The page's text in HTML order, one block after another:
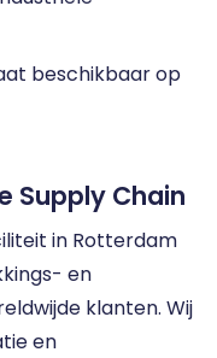
beschikbaar op
Supply Chain
in Rotterdam
en
klanten. Wij
en